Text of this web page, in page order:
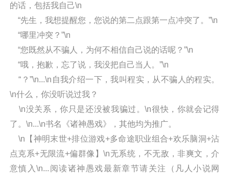
的话，包括我自己\n
“先生，我想提醒您，您说的第二点跟第一点冲突了。”\n
“哪里冲突？”\n
“您既然从不骗人，为何不相信自己说的话呢？”\n
“哦，抱歉，忘了说，我没把自己当人。”\n
“？”\n...\n自我介绍一下，我叫程实，从不骗人的程实。
\n什么，你没听说过我？
\n没关系，你只是还没被我骗过。\n很快，你就会记得
了。\n...\n书名《诸神愚戏》，其他均为推广。
\n【神明末世+排位游戏+多命途职业组合+欢乐脑洞+沾
点克系+无限流+偏群像】\n无系统，不无敌，非爽文，介
意慎入\n...阅读诸神愚戏最新章节请关注（凡人小说网